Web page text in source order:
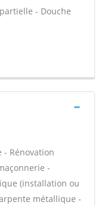
- Douche
Rénovation
-
(installation ou
métallique -